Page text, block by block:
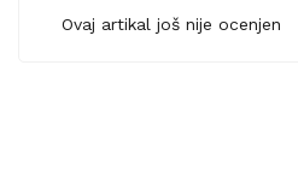
Ovaj artikal još nije ocenjen